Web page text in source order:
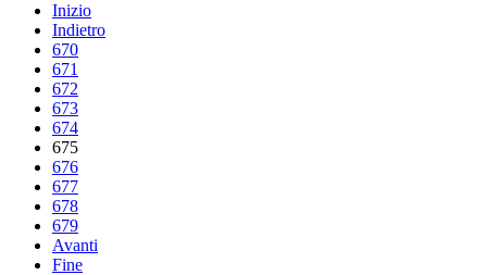
Inizio
Indietro
670
671
672
673
674
675
676
677
678
679
Avanti
Fine